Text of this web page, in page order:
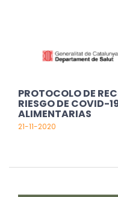
PROTOCOLO DE
RIESGO DE COVID-
ALIMENTARIAS
21-11-2020